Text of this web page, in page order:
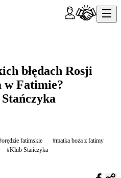
błędach Rosji
w Fatimie?
fatimskie
#matka boża z fatimy
#Klub Stańczyka